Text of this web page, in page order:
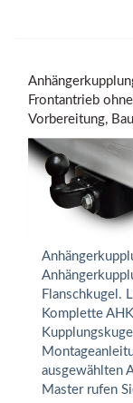
Frontantrieb
Vorbereitung,
Flanschkugel.
Komplette
ausgewählten
Master rufen